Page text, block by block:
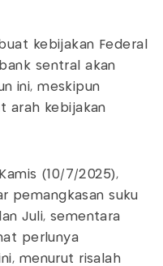
kebijakan Federal
sentral akan
ini, meskipun
arah kebijakan
(10/7/2025),
pemangkasan suku
Juli, sementara
perlunya
menurut risalah